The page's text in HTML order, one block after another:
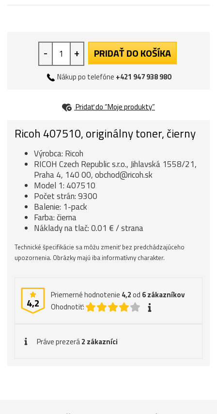
- + PRIDAŤ DO KOŠÍKA
Nákup po telefóne +421 947 938 980
Pridať do “Moje produkty”
Ricoh 407510, originálny toner, čierny
Výrobca: Ricoh
RICOH Czech Republic s.r.o., Jihlavská 1558/21,
Praha 4, 140 00, obchod@ricoh.sk
Model 1: 407510
Počet strán: 9300
Balenie: 1-pack
Farba: čierna
Náklady na tlač: 0.01 € / strana
Technické špecifikácie sa môžu zmeniť bez predchádzajúceho
upozornenia. Obrázky majú iba informatívny charakter.
4,2
Priemerné hodnotenie 4,2od 6zákazníkov
Ohodnotiť:
Práve prezerá2 zákazníci